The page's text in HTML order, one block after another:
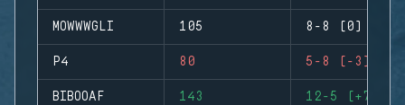
MOWWWGLI 105 8-8 (0)
P4 80 5-8 (-3)
BIBOOAF 143 12-5 (+7)